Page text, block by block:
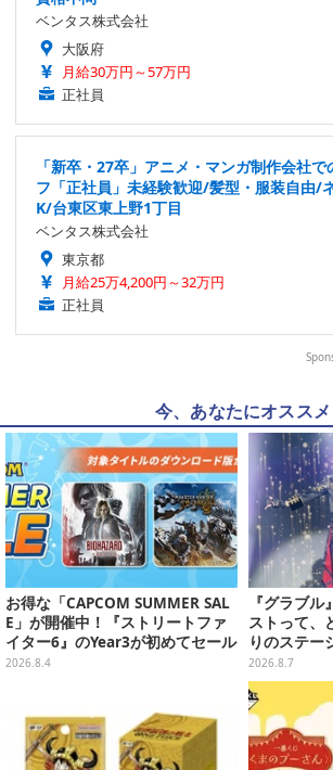
ベンタス株式会社
大阪府
月給30万円～57万円
正社員
「新卒・27卒」アニメ・マンガ制作会社
フ「正社員」未経験歓迎/髪型・服装自由/
K/台東区東上野1丁目
ベンタス株式会社
東京都
月給25万4,200円～32万円
正社員
今、あなたにオススメ
お得な「CAPCOM SUMMER SAL
E」が開催中！『ストリートファ
イター6』のYear3が初めてセール
対象に
2026.8.4
『グラブ
ストって、
りのステー
現”に全力
舞台裏【イ
2026.8.7